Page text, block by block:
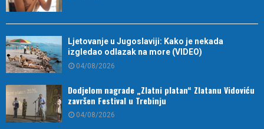
Ljetovanje u Jugoslaviji: Kako je nekada
izgledao odlazak na more (VIDEO)
04/08/2026
Dodjelom nagrade „Zlatni platan“ Zlatanu Vidoviću
završen Festival u Trebinju
04/08/2026